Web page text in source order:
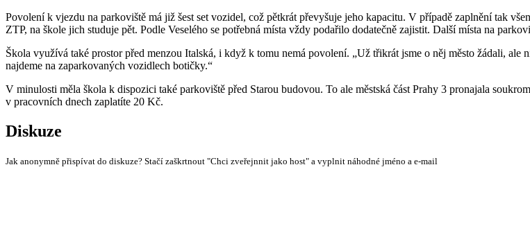
Povolení k vjezdu na parkoviště má již šest set vozidel, což pětkrát převyšuje jeho kapacitu. V případě zaplnění tak
ZTP, na škole jich studuje pět. Podle Veselého se potřebná místa vždy podařilo dodatečně zajistit. Další místa na
Škola využívá také prostor před menzou Italská, i když k tomu nemá povolení. „Už třikrát jsme o něj město žádali,
najdeme na zaparkovaných vozidlech botičky.“
V minulosti měla škola k dispozici také parkoviště před Starou budovou. To ale městská část Prahy 3 pronajala
v pracovních dnech zaplatíte 20 Kč.
Diskuze
Jak anonymně přispívat do diskuze? Stačí zaškrtnout "Chci zveřejnnit jako host" a vyplnit náhodné jméno a e-mail